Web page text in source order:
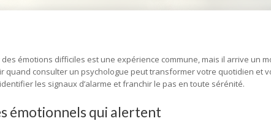
émotions difficiles est une expérience commune, mais il arrive un
quand consulter un psychologue peut transformer votre quotidien et
les signaux d’alarme et franchir le pas en toute sérénité.
émotionnels qui alertent